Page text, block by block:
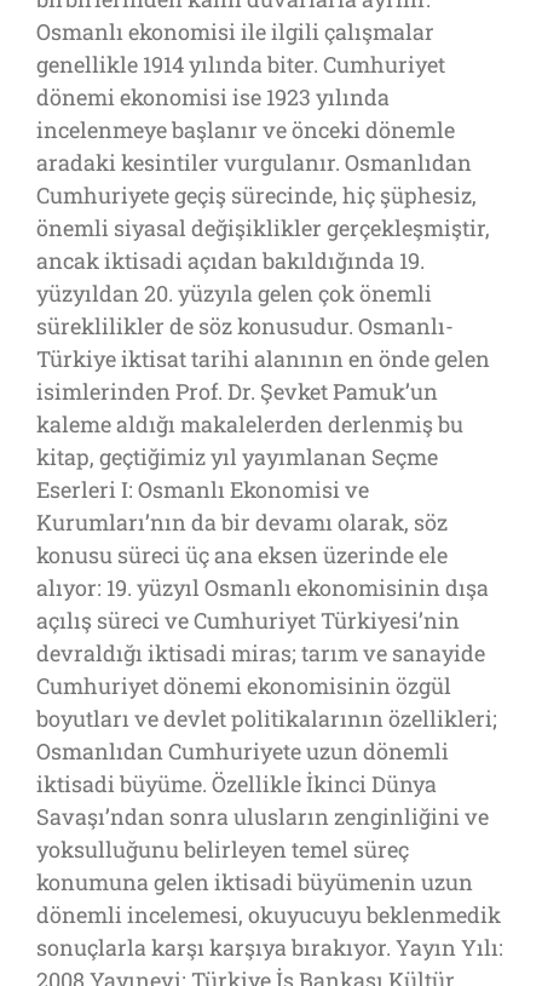
Osmanlı ekonomisi ile ilgili çalışmalar
genellikle 1914 yılında biter. Cumhuriyet
dönemi ekonomisi ise 1923 yılında
incelenmeye başlanır ve önceki dönemle
aradaki kesintiler vurgulanır. Osmanlıdan
Cumhuriyete geçiş sürecinde, hiç şüphesiz,
önemli siyasal değişiklikler gerçekleşmiştir,
ancak iktisadi açıdan bakıldığında 19.
yüzyıldan 20. yüzyıla gelen çok önemli
süreklilikler de söz konusudur. Osmanlı-
Türkiye iktisat tarihi alanının en önde gelen
isimlerinden Prof. Dr. Şevket Pamuk’un
kaleme aldığı makalelerden derlenmiş bu
kitap, geçtiğimiz yıl yayımlanan Seçme
Eserleri I: Osmanlı Ekonomisi ve
Kurumları’nın da bir devamı olarak, söz
konusu süreci üç ana eksen üzerinde ele
alıyor: 19. yüzyıl Osmanlı ekonomisinin dışa
açılış süreci ve Cumhuriyet Türkiyesi’nin
devraldığı iktisadi miras; tarım ve sanayide
Cumhuriyet dönemi ekonomisinin özgül
boyutları ve devlet politikalarının özellikleri;
Osmanlıdan Cumhuriyete uzun dönemli
iktisadi büyüme. Özellikle İkinci Dünya
Savaşı’ndan sonra ulusların zenginliğini ve
yoksulluğunu belirleyen temel süreç
konumuna gelen iktisadi büyümenin uzun
dönemli incelemesi, okuyucuyu beklenmedik
sonuçlarla karşı karşıya bırakıyor. Yayın Yılı:
2008 Yayınevi: Türkiye İş Bankası Kültür